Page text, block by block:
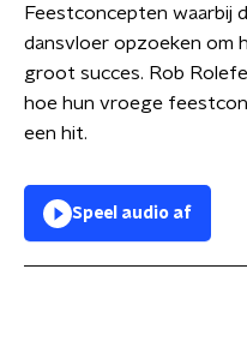
Feestconcepten waarbij
dansvloer opzoeken om
groot succes. Rob
hoe hun vroege
een hit.
Speel audio af